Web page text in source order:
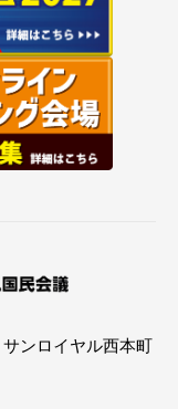
ンロイヤル西本町